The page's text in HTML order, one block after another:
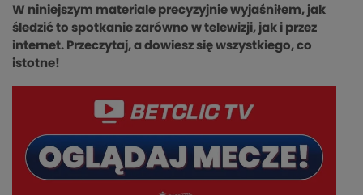
W niniejszym materiale precyzyjnie wyjaśniłem, jak
śledzić to spotkanie zarówno w telewizji, jak i przez
internet. Przeczytaj, a dowiesz się wszystkiego, co
istotne!